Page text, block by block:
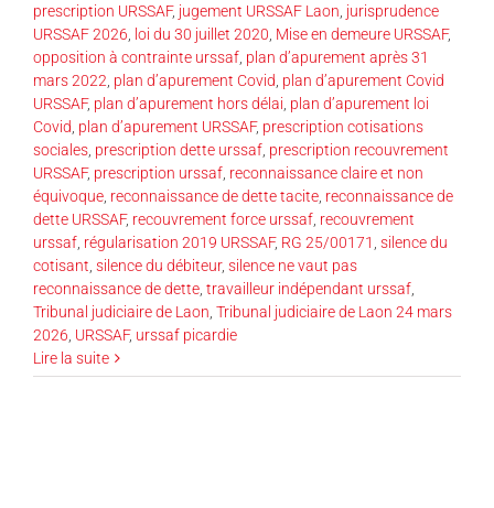
prescription URSSAF, jugement URSSAF Laon jurisprudence
URSSAF 2026 loi du 30 juillet 2020 Mise en demeure URSSAF,
opposition à contrainte urssaf plan d’apurement après 31
mars 2022 plan d’apurement Covid plan d’apurement Covid
URSSAF, plan d’apurement hors délai plan d’apurement loi
Covid plan d’apurement URSSAF, prescription cotisations
sociales prescription dette urssaf prescription recouvrement
URSSAF, prescription urssaf reconnaissance claire et non
équivoque reconnaissance de dette tacite reconnaissance de
dette URSSAF, recouvrement force urssaf recouvrement
urssaf régularisation 2019 URSSAF, RG 25/00171 silence du
cotisant silence du débiteur, silence ne vaut pas
reconnaissance de dette travailleur indépendant urssaf
Tribunal judiciaire de Laon Tribunal judiciaire de Laon 24 mars
2026 URSSAF, urssaf picardie
Lire la suite